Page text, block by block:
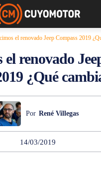
el renovado Jeep Compass 2019
el renovado
¿Qué
Por René Villegas
14/03/2019